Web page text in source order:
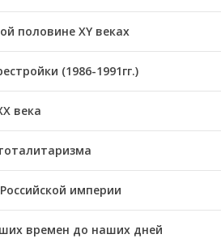
половине ХҮ веках
(1986-1991гг.)
века
империи
времен до наших дней